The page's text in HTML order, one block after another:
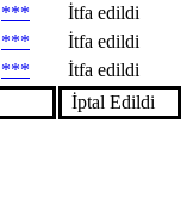
***
İtfa edildi
***
İtfa edildi
***
İtfa edildi
İptal Edildi